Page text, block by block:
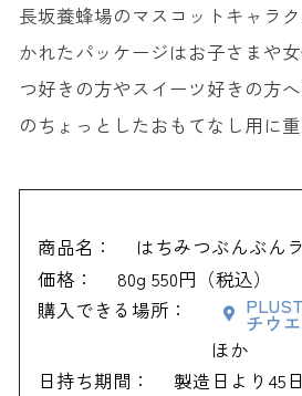
長坂養蜂場のマスコットキャラ
かれたパッケージはお子さまや
つ好きの方やスイーツ好きの方
のちょっとしたおもてなし用に重
商品名：
はちみつぶんぶん
価格：
80g 550円（税込）
購入できる場所：
チウ
ほか
日持ち期間：
製造日より45日